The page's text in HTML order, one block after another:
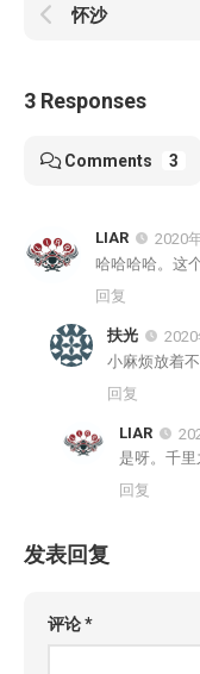
怀沙
3 Responses
Comments 3
LIAR
2020
哈哈哈哈。这
回复
扶光
小麻烦放着
回复
LIAR
是呀。千里
回复
发表回复
评论*